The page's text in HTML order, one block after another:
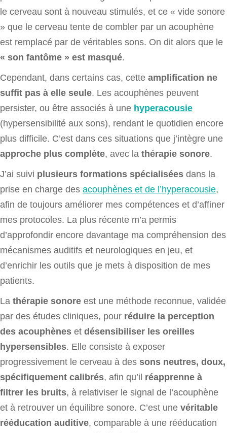
le cerveau sont à nouveau stimulés, et ce « vide sonore
» que le cerveau tente de combler par un acouphène
est remplacé par de véritables sons. On dit alors que le
« son fantôme » est masqué.
Cependant, dans certains cas, cette amplification ne
suffit pas à elle seule. Les acouphènes peuvent
persister, ou être associés à une hyperacousie
(hypersensibilité aux sons), rendant le quotidien encore
plus difficile. C’est dans ces situations que j’intègre une
approche plus complète, avec la thérapie sonore.
J’ai suivi plusieurs formations spécialisées dans la
prise en charge des acouphènes et de l’hyperacousie,
afin de toujours améliorer mes compétences et d’affiner
mes protocoles. La plus récente m’a permis
d’approfondir encore davantage ma compréhension des
mécanismes auditifs et neurologiques en jeu, et
d’enrichir les outils que je mets à disposition de mes
patients.
La thérapie sonore est une méthode reconnue, validée
par des études cliniques, pour réduire la perception
des acouphènes et désensibiliser les oreilles
hypersensibles. Elle consiste à exposer
progressivement le cerveau à des sons neutres, doux,
spécifiquement calibrés, afin qu’il réapprenne à
filtrer les bruits, à relativiser le signal de l’acouphène
et à retrouver un équilibre sonore. C’est une véritable
rééducation auditive, comparable à une rééducation